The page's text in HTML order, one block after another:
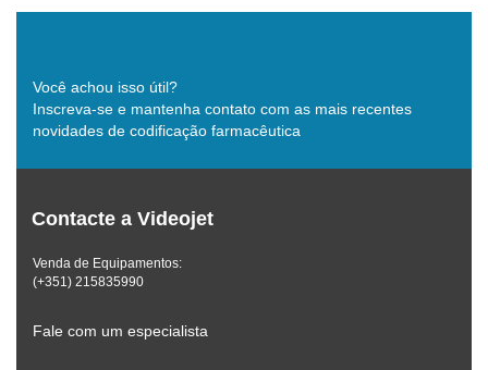
Você achou isso útil?
Inscreva-se e mantenha contato com as mais recentes
novidades de codificação farmacêutica
Contacte a Videojet
Venda de Equipamentos:
(+351) 215835990
Fale com um especialista